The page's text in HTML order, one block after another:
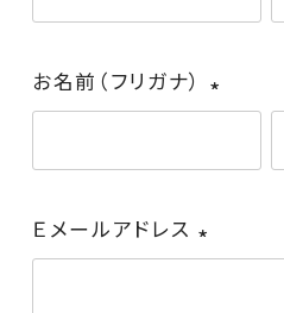
お電話での
0120-
06-4964-
[受付時間] 9:30～
須)
お名前（フリガナ）
須)
Ｅメールアドレス